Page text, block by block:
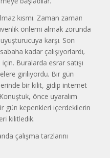
kısmı. Zaman zaman
önlemi almak zorunda
uyuşturucuya karşı. Son
kadar çalışıyorlardı,
Buralarda esrar satışı
giriliyordu. Bir gün
bir kilit, gidip internet
önce uyaralım
gün kepenkleri içerdekilerin
kilitledik.
çalışma tarzlarını